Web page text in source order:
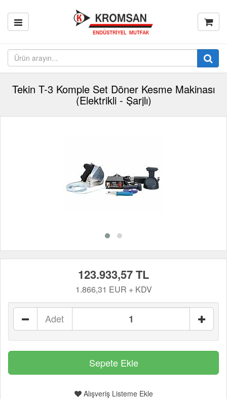
Tekin T-3 Komple Set Döner Kesme Makinası
(Elektrikli - Şarjlı)
123.933,57 TL
1.866,31 EUR + KDV
Adet
Alışveriş Listeme Ekle